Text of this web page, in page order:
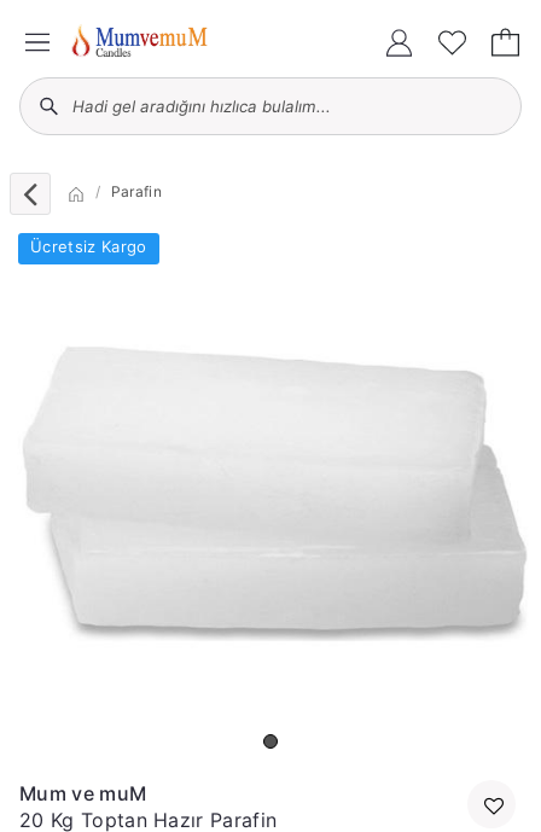
Parafin
Ücretsiz Kargo
Mum ve muM
20 Kg Toptan Hazır Parafin